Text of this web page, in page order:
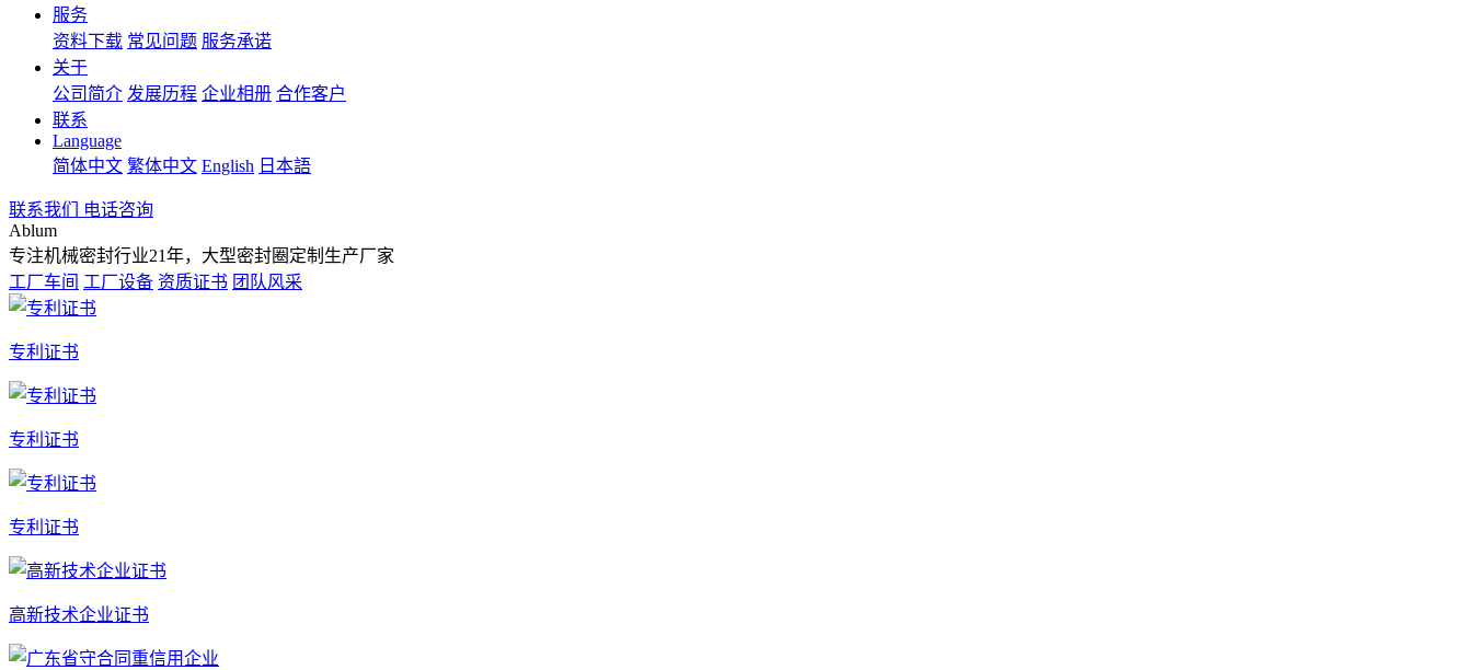
服务
资料下载 常见问题 服务承诺
关于
公司简介 发展历程 企业相册 合作客户
联系
Language
简体中文 繁体中文 English 日本語
联系我们
电话咨询
Ablum
专注机械密封行业21年，大型密封圈定制生产厂家
工厂车间 工厂设备 资质证书 团队风采
专利证书
专利证书
专利证书
高新技术企业证书